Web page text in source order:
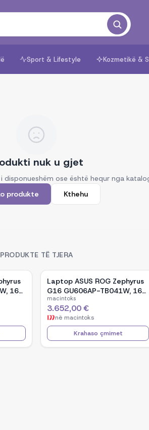
Sport & Lifestyle Kozmetikë &
nuk u gjet
disponueshëm ose është hequr nga
produkte
Kthehu
PRODUKTE TË TJERA
16-
9
Laptop ASUS ROG Zephyrus
G16 GU606AP-TB041W, 16-
inch OLED, Intel Core Ultra 9
386H, NVIDIA GeForce RTX
5070, 32GB RAM, 1TB SSD,
Windows 11 - Black
macintoks
3.652,00 €
në macintoks
Krahaso çmimet